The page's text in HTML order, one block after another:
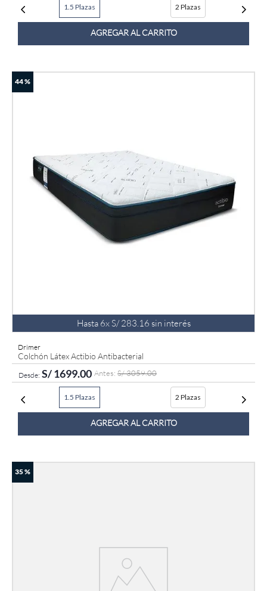
1.5 Plazas 2 Plazas
AGREGAR AL CARRITO
44 %
Hasta 6xS/ 283 16 sin interés
Drimer
Colchón Látex Actibio Antibacterial
S/1699.00 S/3059.00
1.5 Plazas 2 Plazas
AGREGAR AL CARRITO
35 %